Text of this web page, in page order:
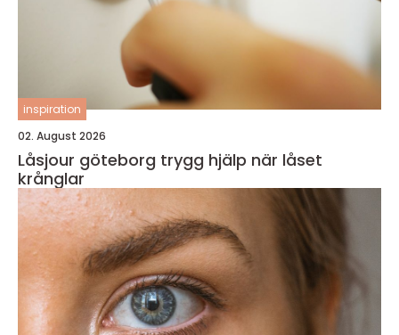
inspiration
02. August 2026
Låsjour göteborg trygg hjälp när låset
krånglar